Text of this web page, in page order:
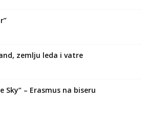
zemlju leda i vatre
– Erasmus na biseru